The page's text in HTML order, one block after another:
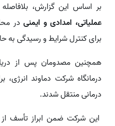
بر اساس این گزارش،
عملیاتی، امدادی و ایمنیدر
برای کنترل شرایط و رسیدگی به
همچنین مصدومان پس از
درمانگاه شرکت دماوند انرژی،
درمانی منتقل شدند.
این شرکت ضمن ابراز تأسف